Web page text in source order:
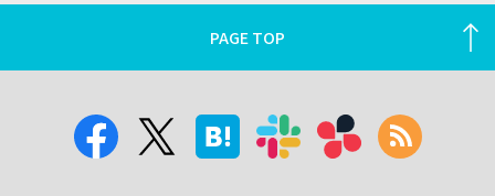
PAGE TOP